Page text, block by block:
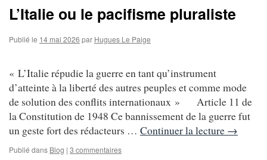
L’Italie ou le pacifisme pluraliste
Publié le 14 mai 2026 par Hugues Le Paige
« L’Italie répudie la guerre en tant qu’instrument
d’atteinte à la liberté des autres peuples et comme mode
de solution des conflits internationaux » Article 11 de
la Constitution de 1948 Ce bannissement de la guerre fut
un geste fort des rédacteurs … Continuer la lecture →
Publié dans Blog | 3 commentaires